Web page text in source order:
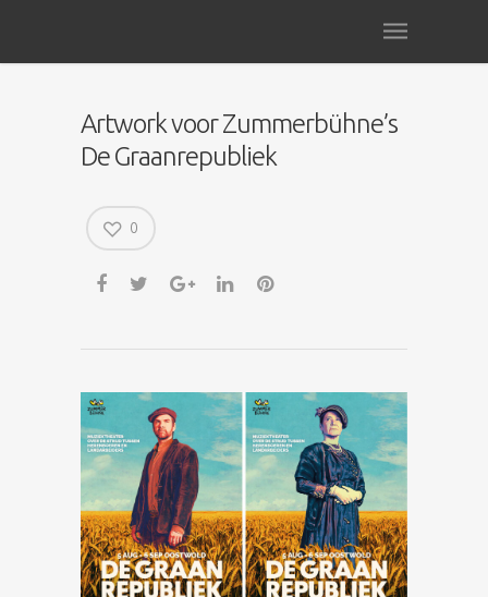
Artwork voor Zummerbühne’s
De Graanrepubliek
0